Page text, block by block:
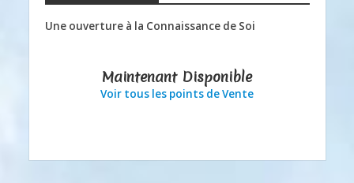
Une ouverture à la Connaissance de Soi
Maintenant Disponible
Voir tous les points de Vente